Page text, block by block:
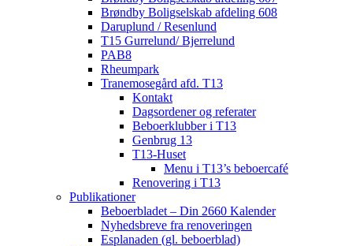
Brøndby Boligselskab afdeling 608
Daruplund / Resenlund
T15 Gurrelund/ Bjerrelund
PAB8
Rheumpark
Tranemosegård afd. T13
Kontakt
Dagsordener og referater
Beboerklubber i T13
Genbrug 13
T13-Huset
Menu i T13’s beboercafé
Renovering i T13
Publikationer
Beboerbladet – Din 2660 Kalender
Nyhedsbreve fra renoveringen
Esplanaden (gl. beboerblad)